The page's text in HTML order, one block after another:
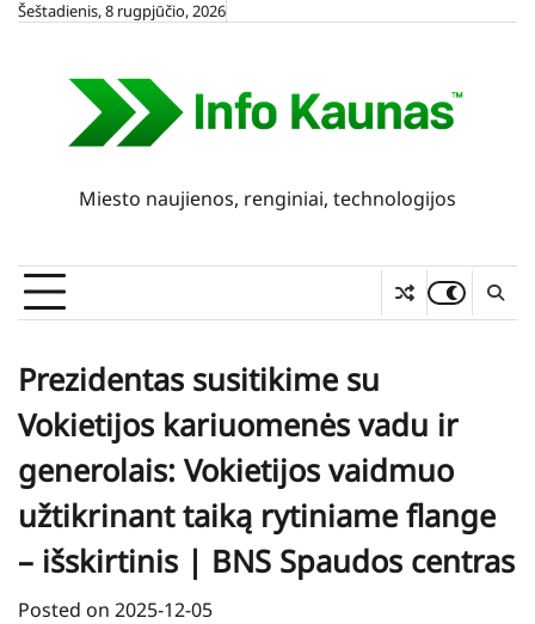
SkipŠeštadienis, 8 rugpjūčio, 2026
Miesto naujienos, renginiai, technologijos
Prezidentas susitikime su
Vokietijos kariuomenės vadu ir
generolais: Vokietijos vaidmuo
užtikrinant taiką rytiniame flange
– išskirtinis | BNS Spaudos centras
Posted on 2025-12-05